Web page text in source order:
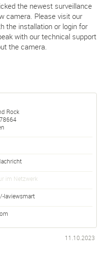
the newest surveillance
camera. Please visit our
the installation or login for
with our technical support
the camera.
Rock
78664
im Netzwerk
laviewsmart
11.10.2023